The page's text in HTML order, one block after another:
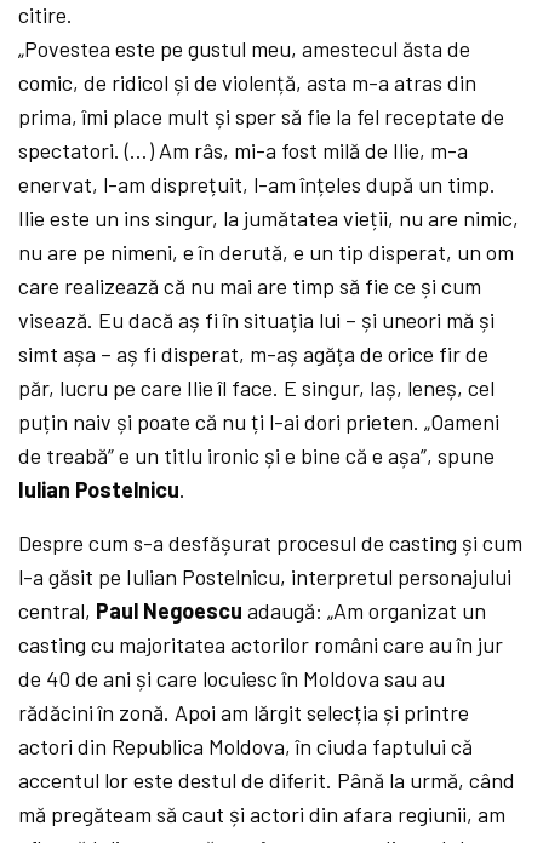
citire.
„Povestea este pe gustul meu, amestecul ăsta de
comic, de ridicol și de violență, asta m-a atras din
prima, îmi place mult și sper să fie la fel receptate de
spectatori. (…) Am râs, mi-a fost milă de Ilie, m-a
enervat, l-am disprețuit, l-am înțeles după un timp.
Ilie este un ins singur, la jumătatea vieții, nu are nimic,
nu are pe nimeni, e în derută, e un tip disperat, un om
care realizează că nu mai are timp să fie ce și cum
visează. Eu dacă aș fi în situația lui – și uneori mă și
simt așa – aș fi disperat, m-aș agăța de orice fir de
păr, lucru pe care Ilie îl face. E singur, laș, leneș, cel
puțin naiv și poate că nu ți l-ai dori prieten. „Oameni
de treabă” e un titlu ironic și e bine că e așa”, spune
Iulian Postelnicu.
Despre cum s-a desfășurat procesul de casting și cum
l-a găsit pe Iulian Postelnicu, interpretul personajului
central, Paul Negoescu adaugă: „Am organizat un
casting cu majoritatea actorilor români care au în jur
de 40 de ani și care locuiesc în Moldova sau au
rădăcini în zonă. Apoi am lărgit selecția și printre
actori din Republica Moldova, în ciuda faptului că
accentul lor este destul de diferit. Până la urmă, când
mă pregăteam să caut și actori din afara regiunii, am